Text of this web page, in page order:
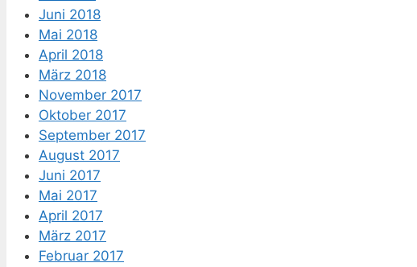
Juni 2018
Mai 2018
April 2018
März 2018
November 2017
Oktober 2017
September 2017
August 2017
Juni 2017
Mai 2017
April 2017
März 2017
Februar 2017